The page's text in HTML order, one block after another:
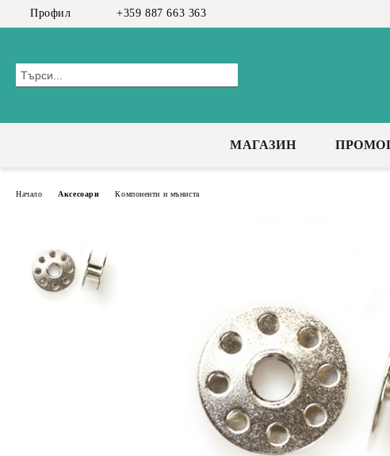
Профил +359 887 663 363
МАГАЗИН
Начало Аксесоари Компоненти и мъниста